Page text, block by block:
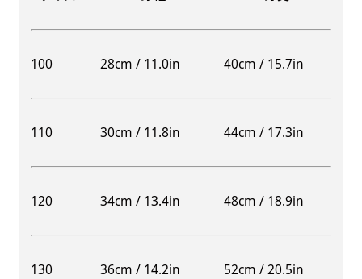
100 28cm / 11.0in 40cm / 15.7in
110 30cm / 11.8in 44cm / 17.3in
120 34cm / 13.4in 48cm / 18.9in
130 36cm / 14.2in 52cm / 20.5in